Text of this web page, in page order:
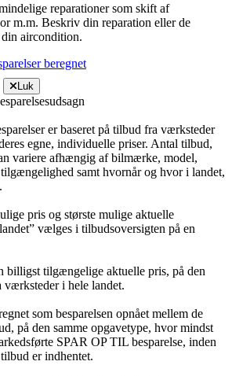
reparationer som skift af
m.m. Beskriv din reparation eller de
aircondition.
beregnet
Luk
er baseret på tilbud fra værksteder
egne, individuelle priser. Antal tilbud,
variere afhængig af bilmærke, model,
samt hvornår og hvor i landet,
pris og største mulige aktuelle
vælges i tilbudsoversigten på en
billigst tilgængelige aktuelle pris, på den
værksteder i hele landet.
som besparelsen opnået mellem de
på den samme opgavetype, hvor mindst
SPAR OP TIL besparelse, inden
er indhentet.